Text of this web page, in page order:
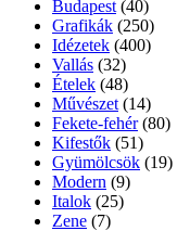
Budapest (40)
Grafikák (250)
Idézetek (400)
Vallás (32)
Ételek (48)
Művészet (14)
Fekete-fehér (80)
Kifestők (51)
Gyümölcsök (19)
Modern (9)
Italok (25)
Zene (7)